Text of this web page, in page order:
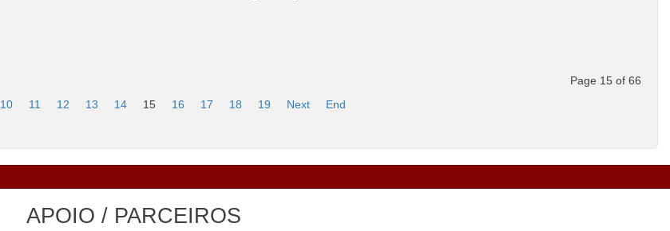
Page 15 of 66
10 11 12 13 14 15 16 17 18 19 Next End
APOIO / PARCEIROS